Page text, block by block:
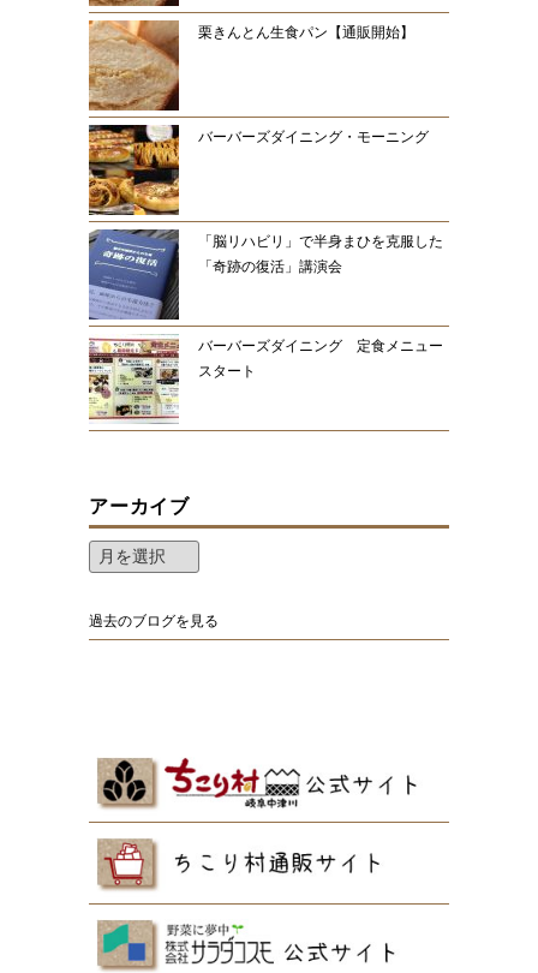
栗きんとん生食パン【通販開始】
バーバーズダイニング・モーニング
「脳リハビリ」で半身まひを克服した
「奇跡の復活」講演会
バーバーズダイニング 定食メニュー
スタート
アーカイブ
過去のブログを見る